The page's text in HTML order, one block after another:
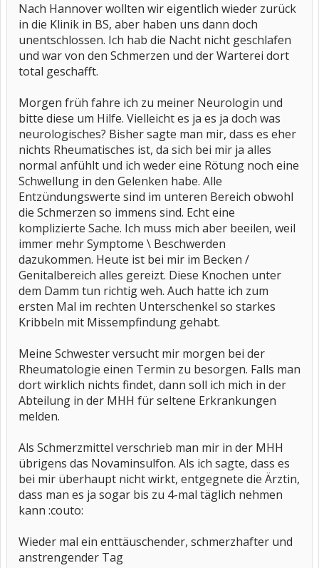
Nach Hannover wollten wir eigentlich wieder zurück
in die Klinik in BS, aber haben uns dann doch
unentschlossen. Ich hab die Nacht nicht geschlafen
und war von den Schmerzen und der Warterei dort
total geschafft.
Morgen früh fahre ich zu meiner Neurologin und
bitte diese um Hilfe. Vielleicht es ja es ja doch was
neurologisches? Bisher sagte man mir, dass es eher
nichts Rheumatisches ist, da sich bei mir ja alles
normal anfühlt und ich weder eine Rötung noch eine
Schwellung in den Gelenken habe. Alle
Entzündungswerte sind im unteren Bereich obwohl
die Schmerzen so immens sind. Echt eine
komplizierte Sache. Ich muss mich aber beeilen, weil
immer mehr Symptome \ Beschwerden
dazukommen. Heute ist bei mir im Becken /
Genitalbereich alles gereizt. Diese Knochen unter
dem Damm tun richtig weh. Auch hatte ich zum
ersten Mal im rechten Unterschenkel so starkes
Kribbeln mit Missempfindung gehabt.
Meine Schwester versucht mir morgen bei der
Rheumatologie einen Termin zu besorgen. Falls man
dort wirklich nichts findet, dann soll ich mich in der
Abteilung in der MHH für seltene Erkrankungen
melden.
Als Schmerzmittel verschrieb man mir in der MHH
übrigens das Novaminsulfon. Als ich sagte, dass es
bei mir überhaupt nicht wirkt, entgegnete die Ärztin,
dass man es ja sogar bis zu 4-mal täglich nehmen
kann :couto:
Wieder mal ein enttäuschender, schmerzhafter und
anstrengender Tag